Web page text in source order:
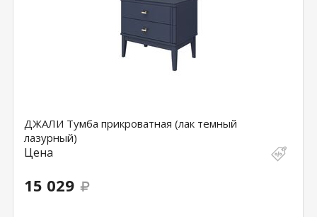
ДЖАЛИ Тумба прикроватная (лак темный
лазурный)
Цена
15 029